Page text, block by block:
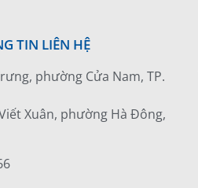
TIN LIÊN HỆ
phường Cửa Nam, TP.
Xuân, phường Hà Đông,